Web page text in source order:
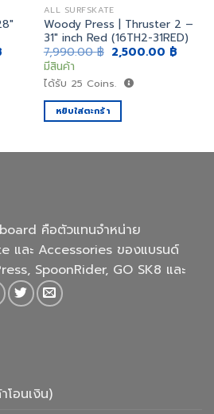
Current
4,590.00 ฿.
ALL SURFSKATE
Woody Press | Thruster 2 –
31″ inch Red (16TH2-31RED)
7,990.00฿ Original
price
7,990.00 ฿.
2,500.00 ฿
มีสินค้า
ได้รับ 25 Coins.
หยิบใส่ตะกร้า
คือตัวแทนจำหน่าย
และ Accessories ของแบรนด์
SpoonRider, GO SK8 และ
โอนเงิน)